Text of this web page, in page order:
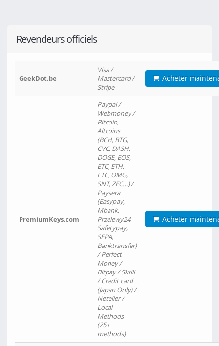
Revendeurs officiels
GeekDot.be
Visa /
Mastercard /
Stripe
Acheter
PremiumKeys.com
Paypal /
Webmoney /
Bitcoin,
Altcoins
(BCH, BTG,
CVC, DASH,
DOGE, EOS,
ETC, ETH,
LTC, OMG,
SNT, ZEC…) /
Paysera
(Easypay,
Mbank,
Przelewy24,
Safetypay,
SEPA,
Banktransfer)
/ Perfect
Money /
Bitpay / Skrill
/ Credit card
(Japan Only) /
Neteller /
Local
Methods
(25+
methods)
Acheter